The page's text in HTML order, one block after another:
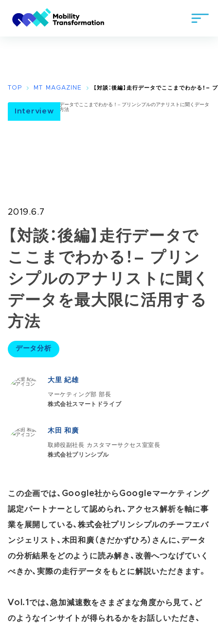
TOP MT MAGAZINE 【対談：後編】走行データでここまでわかる！
Interview
2019.6.7
【対談：後編】走行データで
ここまでわかる！– プリン
シプルのアナリストに聞く
データを最大限に活用する
方法
データ分析
大里 紀雄
マーケティング部 部長
株式会社スマートドライブ
木田 和廣
取締役副社長 カスタマーサクセス室室長
株式会社プリンシプル
この企画では、Google社からGoogleマーケティング
認定パートナーとして認められ、アクセス解析を軸に事
業を展開している、株式会社プリンシプルのチーフエバ
ンジェリスト、木田和廣（きだかずひろ）さんに、データ
の分析結果をどのように読み解き、改善へつなげていく
べきか、実際の走行データをもとに解説いただきます。
Vol.1では、急加減速数をさまざまな角度から見て、ど
のようなインサイトが得られるかをお話しいただき、